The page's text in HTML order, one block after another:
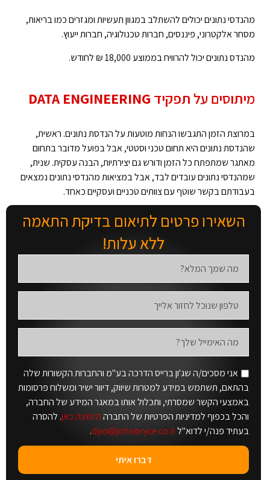
מהנדסי נתונים יכולים להשתלב במגוון תעשיות ומגזרים כמו בריאות,
מסחר אלקטרוני, פיננסים, חברות טכנולוגיה, חברות ייעוץ.
מהנדס נתונים יכול להרוויח בממוצע 18,000 ₪ לחודש.
מיתוסים על תפקיד DATA ENGINEERING
במרוצת הזמן התגבשו הנחות מוטעות על הנדסת נתונים. ראשית,
שהנדסת נתונים היא תחום טכני וסטטי, אבל בפועל מדובר בתחום
מאתגר שמתפתח כל הזמן ודורש גם יצירתיות, הבנה עסקית. שנית,
שמהנדסי נתונים עובדים לבד, אבל במציאות מהנדסי נתונים נמצאים
בעבודתם בקשר שוטף עם צוותים טכניים ועסקיים כאחד.
השאירו פרטים לתיאום בדיקת התאמה
ללא עלות!
אני מסכים/ה שג'ון ברייס הדרכה בע"מ והחברות הקשורות שלה
בהתאם, תשתמש במידע למטרות שיווק, דיוור ישיר ומשלוח פרסומות
באמצעי הקשר שמסרתי, ותכלול אותו במאגר המידע של החברה,
והכל בכפוף למדיניות הפרטיות של החברההזמינה כאן. להסרה
בעתיד פנה/י לדוא"לdpo@johnbryce.co.il
.
דברו איתי